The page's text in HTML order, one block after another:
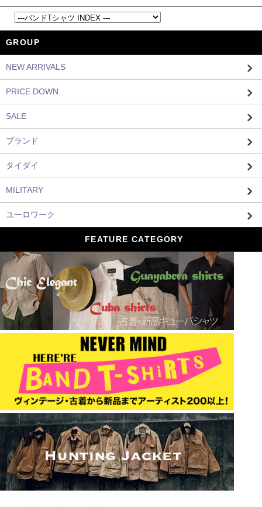
GROUP
NEW ARRIVALS
PRICE DOWN
SALE
ブランド
タイダイ
MILITARY
ユーロワーク
FEATURE CATEGORY